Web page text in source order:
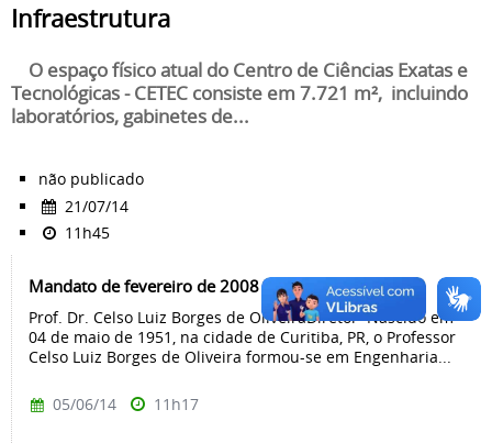
Infraestrutura
O espaço físico atual do Centro de Ciências Exatas e
Tecnológicas - CETEC consiste em 7.721 m², incluindo
laboratórios, gabinetes de...
não publicado
21/07/14
11h45
Mandato de fevereiro de 2008 a fevereiro de 2012
Prof. Dr. Celso Luiz Borges de OliveiraDiretor Nascido em
04 de maio de 1951, na cidade de Curitiba, PR, o Professor
Celso Luiz Borges de Oliveira formou-se em Engenharia...
05/06/14 11h17